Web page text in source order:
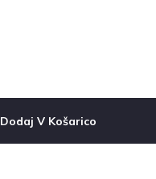
Dodaj V Košarico